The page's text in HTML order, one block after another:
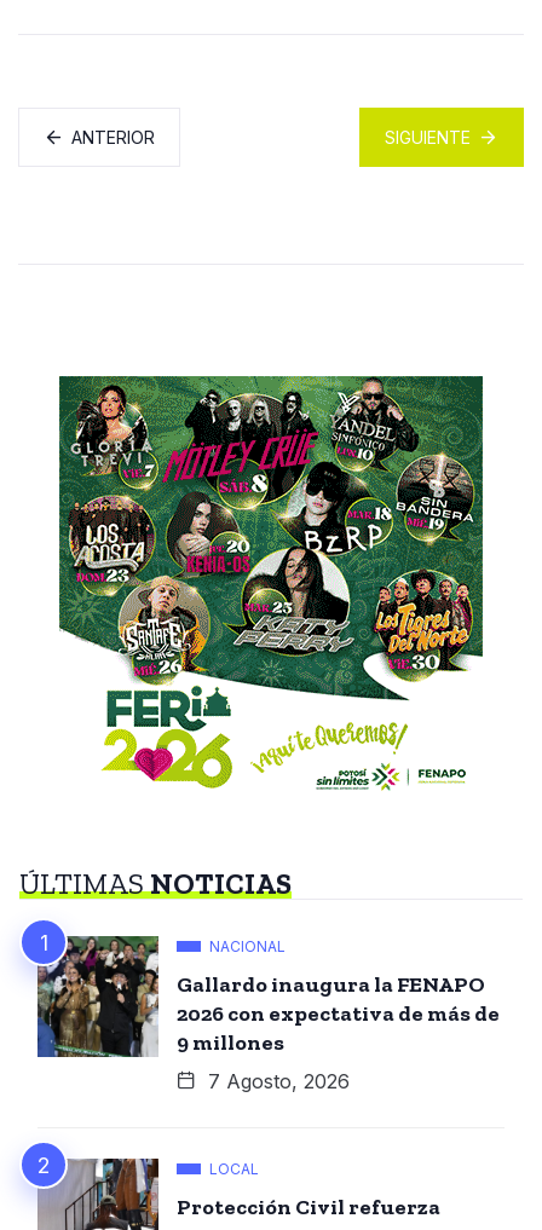
ANTERIOR SIGUIENTE
ÚLTIMASNOTICIAS
NACIONAL
Gallardo inaugura la FENAPO
2026 con expectativa de más de
9 millones
7 Agosto, 2026
LOCAL
Protección Civil refuerza